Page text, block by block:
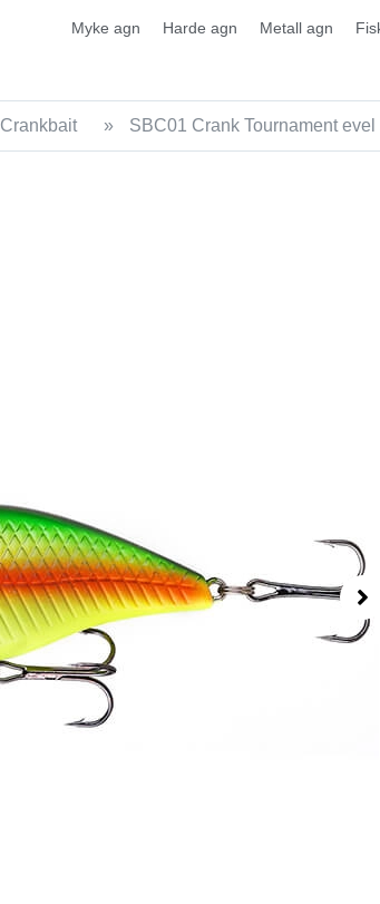
Myke agn Harde agn Metall agn
Crankbait » SBC01 Crank Tournament